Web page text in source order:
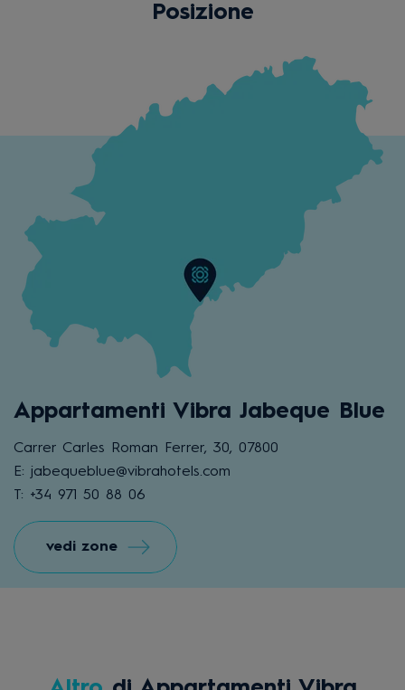
Posizione
Appartamenti Vibra Jabeque Blue
Carrer Carles Roman Ferrer, 30, 07800
E: jabequeblue@vibrahotels.com
T: +34 971 50 88 06
vedi zone